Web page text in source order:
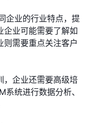
企业的行业特点，提
企业可能需要了解如
则需要重点关注客户
，企业还需要高级培
统进行数据分析、